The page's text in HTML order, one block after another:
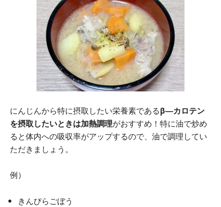
にんじんから特に摂取したい栄養素であるβ―カロテン
を摂取したいときは加熱調理がおすすめ！特に油で炒め
ると体内への吸収率がアップするので、油で調理してい
ただきましょう。
例）
きんぴらごぼう